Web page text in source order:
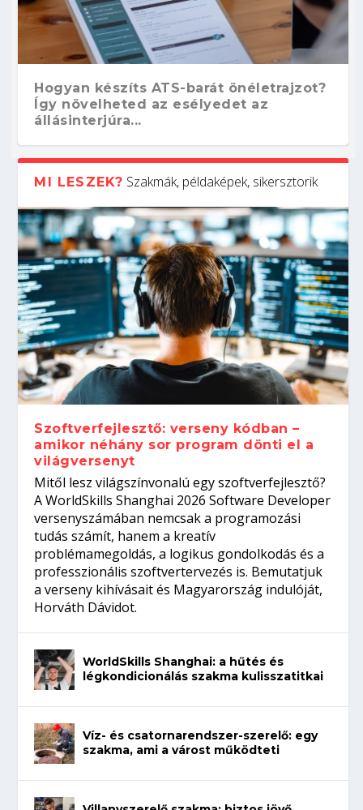
Hogyan készíts ATS-barát önéletrajzot?
Így növelheted az esélyedet az
állásinterjúra...
Kitalálod, mire használják ezeket a
gépeket?
Nem sikerült az egyetemi felvételi?
Tanulj szakmát!
Szoftverfejlesztő: verseny kódban –
amikor néhány sor program dönti el a
világversenyt...
Digitális detox – hogyan kapcsolódj ki
telefon nélkül?
MI LESZEK? Szakmák, példaképek, sikersztorik
Szoftverfejlesztő: verseny kódban –
amikor néhány sor program dönti el a
világversenyt
Mitől lesz világszínvonalú egy szoftverfejlesztő?
A WorldSkills Shanghai 2026 Software Developer
versenyszámában nemcsak a programozási
tudás számít, hanem a kreatív
problémamegoldás, a logikus gondolkodás és a
professzionális szoftvertervezés is. Bemutatjuk
a verseny kihívásait és Magyarország indulóját,
Horváth Dávidot.
WorldSkills Shanghai: a hűtés és
légkondicionálás szakma kulisszatitkai
Víz- és csatornarendszer-szerelő: egy
szakma, ami a várost működteti